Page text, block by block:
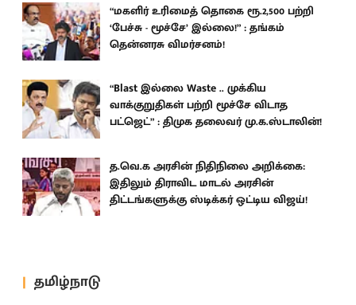
“மகளிர் உரிமைத் தொகை ரூ.2,500 பற்றி
‘பேச்சு - மூச்சே’ இல்லை!” : தங்கம்
தென்னரசு விமர்சனம்!
“Blast இல்லை Waste .. முக்கிய
வாக்குறுதிகள் பற்றி மூச்சே விடாத
பட்ஜெட்” : திமுக தலைவர் மு.க.ஸ்டாலின்!
த.வெ.க அரசின் நிதிநிலை அறிக்கை:
இதிலும் திராவிட மாடல் அரசின்
திட்டங்களுக்கு ஸ்டிக்கர் ஒட்டிய விஜய்!
தமிழ்நாடு